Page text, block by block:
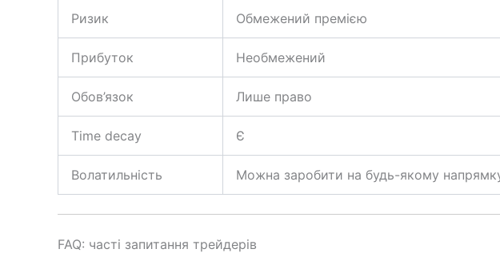
Ризик Обмежений премією
Прибуток Необмежений
Обов’язок Лише право
Time decay Є
Волатильність Можна заробити на будь-якому
FAQ: часті запитання трейдерів